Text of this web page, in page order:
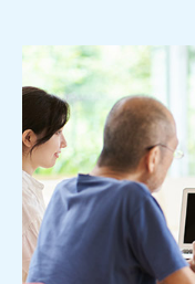
ウェブから1分
かんたん査定見積